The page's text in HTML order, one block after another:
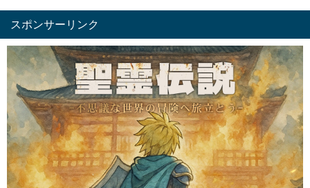
スポンサーリンク